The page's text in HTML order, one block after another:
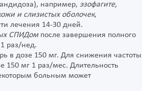
например, эзофагите,
и слизистых оболочек,
лечения 14-30 дней.
СПИДом после завершения полного
раз/нед.
в дозе 150 мг. Для снижения частоты
150 мг 1 раз/мес. Длительность
больным может